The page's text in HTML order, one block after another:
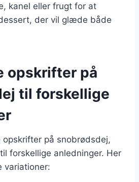
kanel eller frugt for at
der vil glæde både
opskrifter på
til forskellige
opskrifter på snobrødsdej,
forskellige anledninger. Her
variationer: